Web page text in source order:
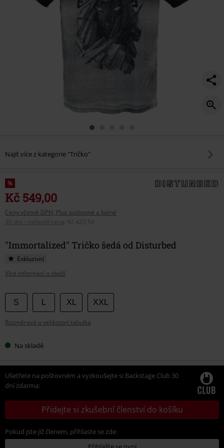
Najít více z kategorie "Tričko"
%
Kč 549,00
Ceny včetně DPH, Plus poštovné a balné
30 dní – nejlepší cena
Kč 423,54
"Immortalized" Tričko šedá od Disturbed
Exkluzivní
Více informací o zboží
Vyberte
si
velikost
S XL XXL
Rozměrová a velikostní tabulka
Na skladě
Ušetřete na poštovném a vyzkoušejte si Backstage Club 30
dní zdarma:
Přidejte si zkušební členství do košíku
Pokud jste již členem, přihlaste se zde: